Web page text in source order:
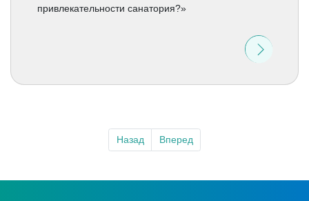
привлекательности санатория?»
Назад Вперед